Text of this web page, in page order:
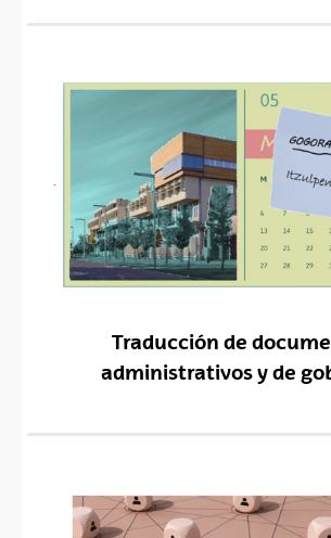
Traducción de
administrativos y de